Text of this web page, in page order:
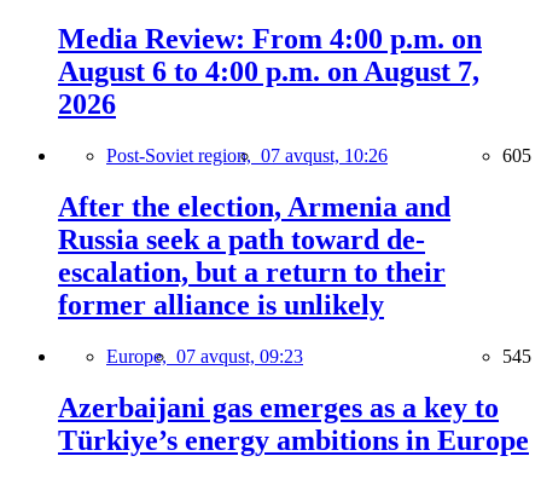
Media Review: From 4:00 p.m. on
August 6 to 4:00 p.m. on August 7,
2026
Post-Soviet region, 07 avqust, 10:26 605
After the election, Armenia and
Russia seek a path toward de-
escalation, but a return to their
former alliance is unlikely
Europe, 07 avqust, 09:23 545
Azerbaijani gas emerges as a key to
Türkiye’s energy ambitions in Europe